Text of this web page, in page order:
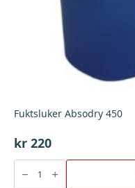
Fuktsluker Absodry 450
kr 220
Fuktsluker
Absodry
450